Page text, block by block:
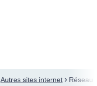
Autres sites internet › Réseau